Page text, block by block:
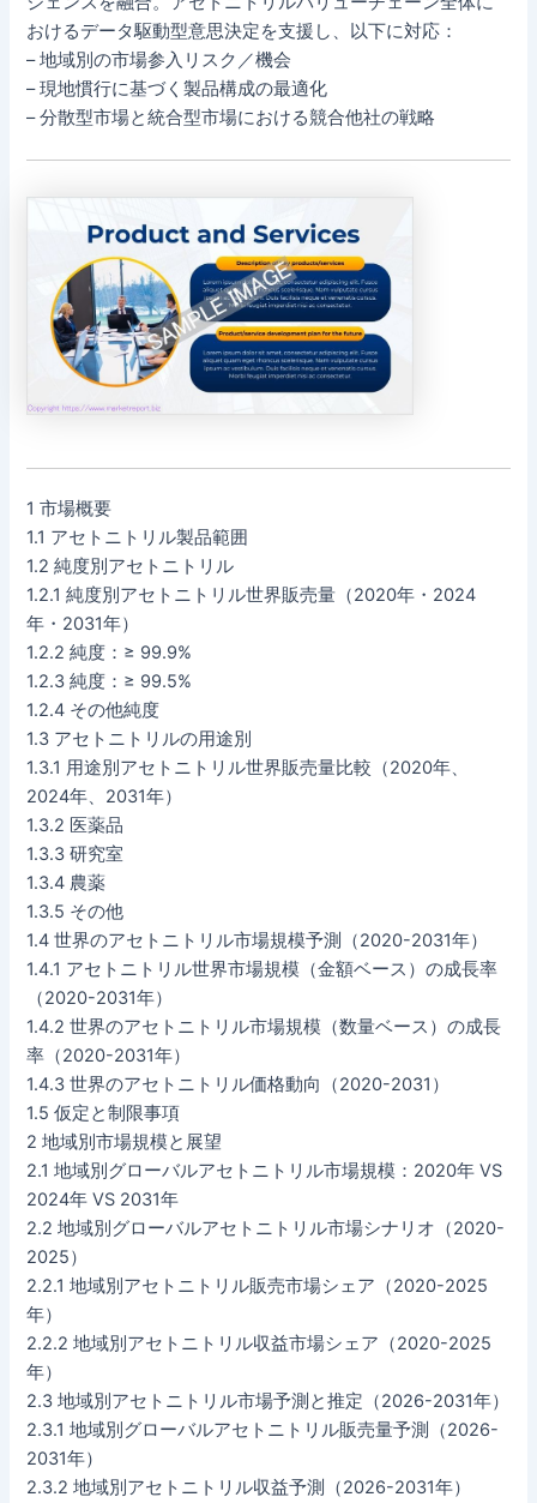
おけるデータ駆動型意思決定を支援し、以下に対応：
– 地域別の市場参入リスク／機会
– 現地慣行に基づく製品構成の最適化
– 分散型市場と統合型市場における競合他社の戦略
1 市場概要
1.1 アセトニトリル製品範囲
1.2 純度別アセトニトリル
1.2.1 純度別アセトニトリル世界販売量（2020年・2024
年・2031年）
1.2.2 純度：≥ 99.9%
1.2.3 純度：≥ 99.5%
1.2.4 その他純度
1.3 アセトニトリルの用途別
1.3.1 用途別アセトニトリル世界販売量比較（2020年、
2024年、2031年）
1.3.2 医薬品
1.3.3 研究室
1.3.4 農薬
1.3.5 その他
1.4 世界のアセトニトリル市場規模予測（2020-2031年）
1.4.1 アセトニトリル世界市場規模（金額ベース）の成長率
（2020-2031年）
1.4.2 世界のアセトニトリル市場規模（数量ベース）の成長
率（2020-2031年）
1.4.3 世界のアセトニトリル価格動向（2020-2031）
1.5 仮定と制限事項
2 地域別市場規模と展望
2.1 地域別グローバルアセトニトリル市場規模：2020年 VS
2024年 VS 2031年
2.2 地域別グローバルアセトニトリル市場シナリオ（2020-
2025）
2.2.1 地域別アセトニトリル販売市場シェア（2020-2025
年）
2.2.2 地域別アセトニトリル収益市場シェア（2020-2025
年）
2.3 地域別アセトニトリル市場予測と推定（2026-2031年）
2.3.1 地域別グローバルアセトニトリル販売量予測（2026-
2031年）
2.3.2 地域別アセトニトリル収益予測（2026-2031年）